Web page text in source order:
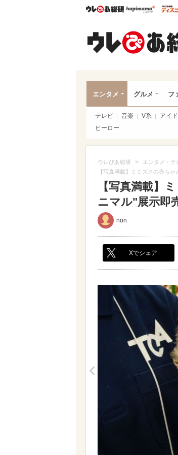
ウレぴあ総研
ハピ
エンタメ グルメ フ
テレビ 音楽 V系 アイ
ヒーロー
ウレぴあ総研 > エンタメ・テ
【写真満載】ミミズクの赤ち
【写真満載】
ニマル"展示即
non
Xでシェア